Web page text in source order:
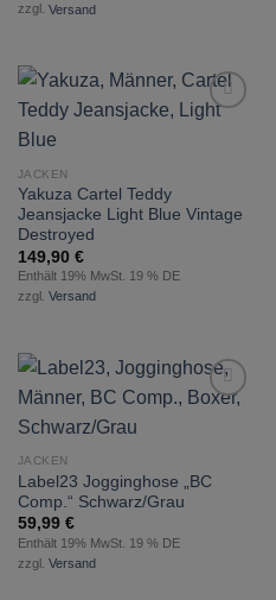
zzgl. Versand
JACKEN
Yakuza Cartel Teddy
Jeansjacke Light Blue Vintage
Destroyed
149,90 €
Enthält 19% MwSt. 19 % DE
zzgl. Versand
JACKEN
Label23 Jogginghose „BC
Comp.“ Schwarz/Grau
59,99 €
Enthält 19% MwSt. 19 % DE
zzgl. Versand